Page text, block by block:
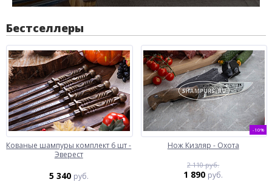
Бестселлеры
Кованые шампуры комплект 6 шт -
Эверест
5 340 руб.
-10%
Нож Кизляр - Охота
2 110 руб.
1 890 руб.